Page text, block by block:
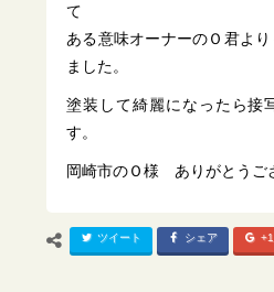
て
ある意味オーナーのＯ君よ
ました。
塗装して綺麗になったら接
す。
岡崎市のＯ様 ありがとうご
ツイート シェア +1